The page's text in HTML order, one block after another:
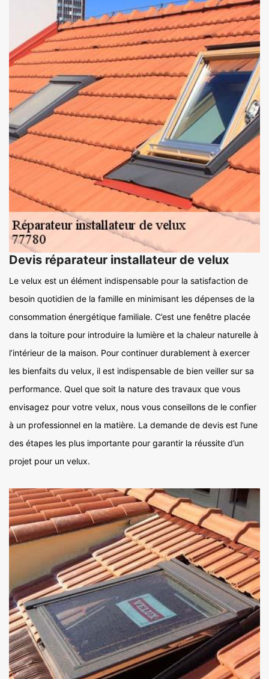
Devis réparateur installateur de velux
Le velux est un élément indispensable pour la satisfaction de
besoin quotidien de la famille en minimisant les dépenses de la
consommation énergétique familiale. C’est une fenêtre placée
dans la toiture pour introduire la lumière et la chaleur naturelle à
l’intérieur de la maison. Pour continuer durablement à exercer
les bienfaits du velux, il est indispensable de bien veiller sur sa
performance. Quel que soit la nature des travaux que vous
envisagez pour votre velux, nous vous conseillons de le confier
à un professionnel en la matière. La demande de devis est l’une
des étapes les plus importante pour garantir la réussite d’un
projet pour un velux.